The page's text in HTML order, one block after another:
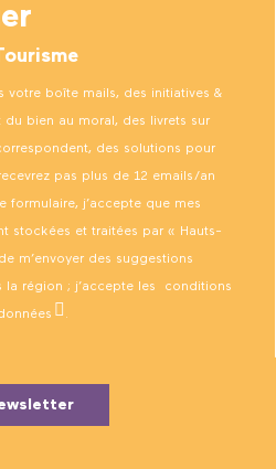
votre boîte mails, des initiatives &
bien au moral, des livrets sur
des solutions pour
pas plus de 12 emails/an
formulaire, j’accepte que mes
stockées et traitées par « Hauts-
m’envoyer des suggestions
la région ; j’accepte les conditions
.